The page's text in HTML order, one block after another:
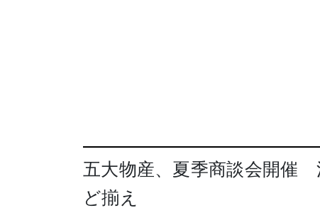
五大物産、夏季商談会開催
ど揃え